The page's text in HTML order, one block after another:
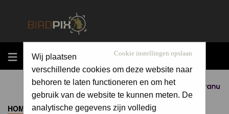
MENU
Sponsored by
Cookie instellingen opslaan
Wij plaatsen
verschillende cookies om deze website naar
behoren te laten functioneren en om het
gebruik van de website te kunnen meten. De
analytische gegevens zijn volledig
HOME ->ALBUM